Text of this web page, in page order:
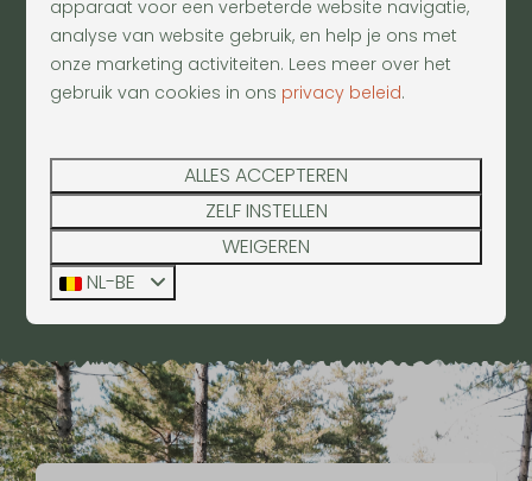
Wat is er te doen op jullie park?
Bij Warredal zijn er voor alle leeftijden leuke
activiteiten
te beleven. Bereik grote hoogtes in
. Ook is er een dierenweide aanwezig
waar geknuffeld kan worden met onder andere
alpaca's en geitjes en is het mogelijk om fietsen
te huren. Zin in iets anders? Volg een
wijnrondleiding of een workshop schilderen!
apparaat voor een verbeterde website navigatie,
analyse van website gebruik, en help je ons met
onze marketing activiteiten. Lees meer over het
gebruik van cookies in ons privacy beleid.
ALLES ACCEPTEREN
ZELF INSTELLEN
WEIGEREN
NL-BE